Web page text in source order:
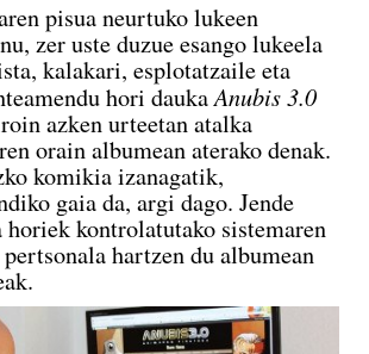
pisua neurtuko lukeen
zer uste duzue esango lukeela
kalakari, esplotatzaile eta
hori daukaAnubis 3.0
azken urteetan atalka
orain albumean aterako denak.
komikia izanagatik,
gaia da, argi dago. Jende
horiek kontrolatutako sistemaren
hartzen du albumean